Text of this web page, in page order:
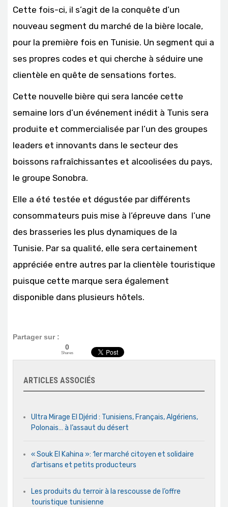
Cette fois-ci, il s’agit de la conquête d’un
nouveau segment du marché de la bière locale,
pour la première fois en Tunisie. Un segment qui a
ses propres codes et qui cherche à séduire une
clientèle en quête de sensations fortes.
Cette nouvelle bière qui sera lancée cette
semaine lors d’un événement inédit à Tunis sera
produite et commercialisée par l’un des groupes
leaders et innovants dans le secteur des
boissons rafraîchissantes et alcoolisées du pays,
le groupe Sonobra.
Elle a été testée et dégustée par différents
consommateurs puis mise à l’épreuve dans l’une
des brasseries les plus dynamiques de la
Tunisie. Par sa qualité, elle sera certainement
appréciée entre autres par la clientèle touristique
puisque cette marque sera également
disponible dans plusieurs hôtels.
Partager sur :
0
Shares
ARTICLES ASSOCIÉS
Ultra Mirage El Djérid : Tunisiens, Français, Algériens,
Polonais… à l’assaut du désert
« Souk El Kahina »: 1er marché citoyen et solidaire
d’artisans et petits producteurs
Les produits du terroir à la rescousse de l’offre
touristique tunisienne